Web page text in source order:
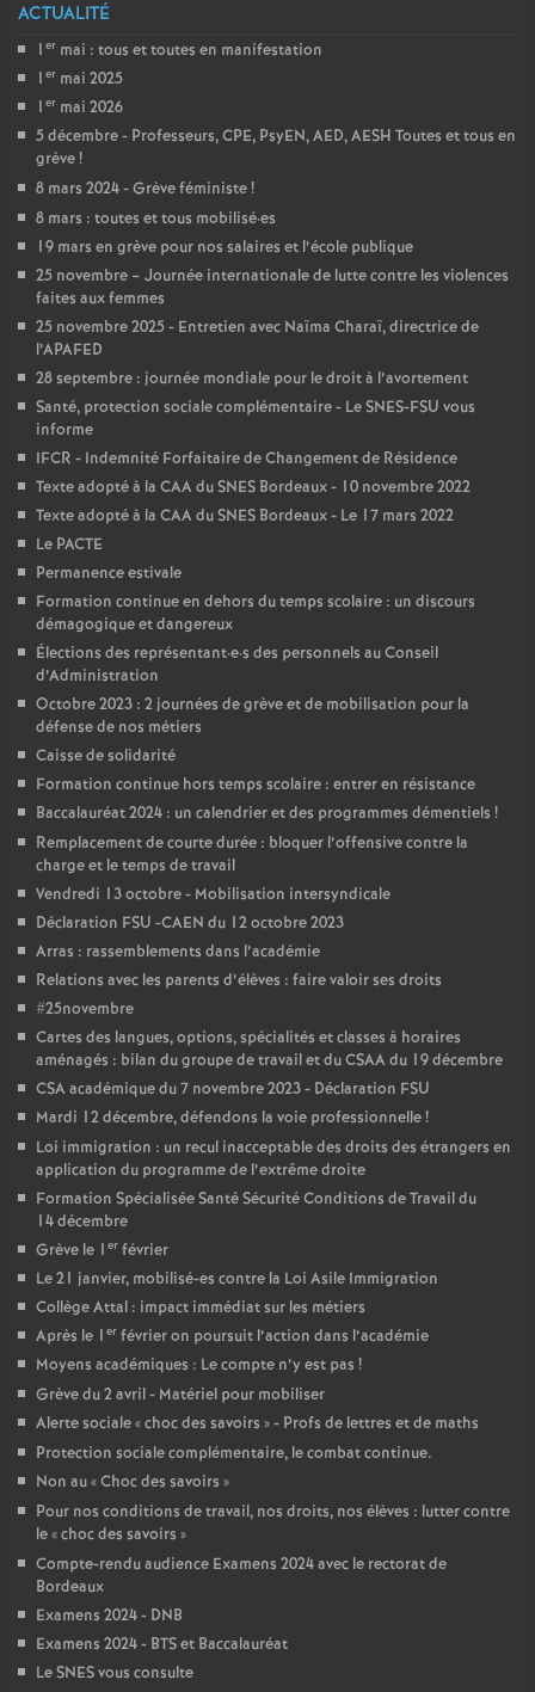
é
r
l
é
a
n
T
o
r
s
ACTUALITÉ
1 er mai : tous et toutes en manifestation
1 er mai 2025
1 er mai 2026
5 décembre - Professeurs, CPE, PsyEN, AED, AESH Toutes et tous en
grève!
8 mars 2024 - Grève féministe!
8 mars : toutes et tous mobilisé·es
19 mars en grève pour nos salaires et l’école publique
25 novembre – Journée internationale de lutte contre les violences
faites aux femmes
25 novembre 2025 - Entretien avec Naïma Charaï, directrice de
l’APAFED
28 septembre : journée mondiale pour le droit à l’avortement
Santé, protection sociale complémentaire - Le SNES-FSU vous
informe
IFCR - Indemnité Forfaitaire de Changement de Résidence
Texte adopté à la CAA du SNES Bordeaux - 10 novembre 2022
Texte adopté à la CAA du SNES Bordeaux - Le 17 mars 2022
Le PACTE
Permanence estivale
Formation continue en dehors du temps scolaire : un discours
démagogique et dangereux
Élections des représentant·e·s des personnels au Conseil
d’Administration
Octobre 2023 : 2 journées de grève et de mobilisation pour la
défense de nos métiers
Caisse de solidarité
Formation continue hors temps scolaire : entrer en résistance
Baccalauréat 2024 : un calendrier et des programmes démentiels !
Remplacement de courte durée : bloquer l’offensive contre la
charge et le temps de travail
Vendredi 13 octobre - Mobilisation intersyndicale
Déclaration FSU -CAEN du 12 octobre 2023
Arras : rassemblements dans l’académie
Relations avec les parents d’élèves : faire valoir ses droits
#25novembre
Cartes des langues, options, spécialités et classes à horaires
aménagés : bilan du groupe de travail et du CSAA du 19 décembre
CSA académique du 7 novembre 2023 - Déclaration FSU
Mardi 12 décembre, défendons la voie professionnelle!
Loi immigration : un recul inacceptable des droits des étrangers en
application du programme de l’extrême droite
Formation Spécialisée Santé Sécurité Conditions de Travail du
14 décembre
Grève le 1 er février
Le 21 janvier, mobilisé-es contre la Loi Asile Immigration
Collège Attal : impact immédiat sur les métiers
Après le 1 er février on poursuit l’action dans l’académie
Moyens académiques : Le compte n’y est pas !
Grève du 2 avril - Matériel pour mobiliser
Alerte sociale «choc des savoirs » - Profs de lettres et de maths
Protection sociale complémentaire, le combat continue.
Non au «Choc des savoirs »
Pour nos conditions de travail, nos droits, nos élèves : lutter contre
le «choc des savoirs »
Compte-rendu audience Examens 2024 avec le rectorat de
Bordeaux
Examens 2024 - DNB
Examens 2024 - BTS et Baccalauréat
Le SNES vous consulte